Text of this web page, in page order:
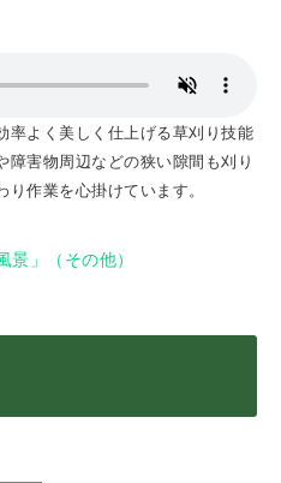
率よく美しく仕上げる草刈り技能
害物周辺などの狭い隙間も刈り
作業を心掛けています。
」（その他）